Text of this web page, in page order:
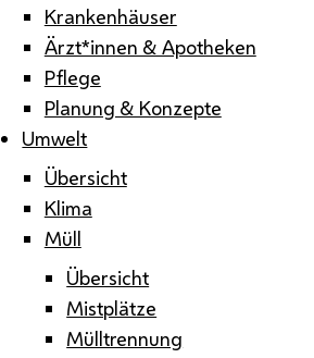
Krankenhäuser
Ärzt*innen & Apotheken
Pflege
Planung & Konzepte
Umwelt
Übersicht
Klima
Müll
Übersicht
Mistplätze
Mülltrennung